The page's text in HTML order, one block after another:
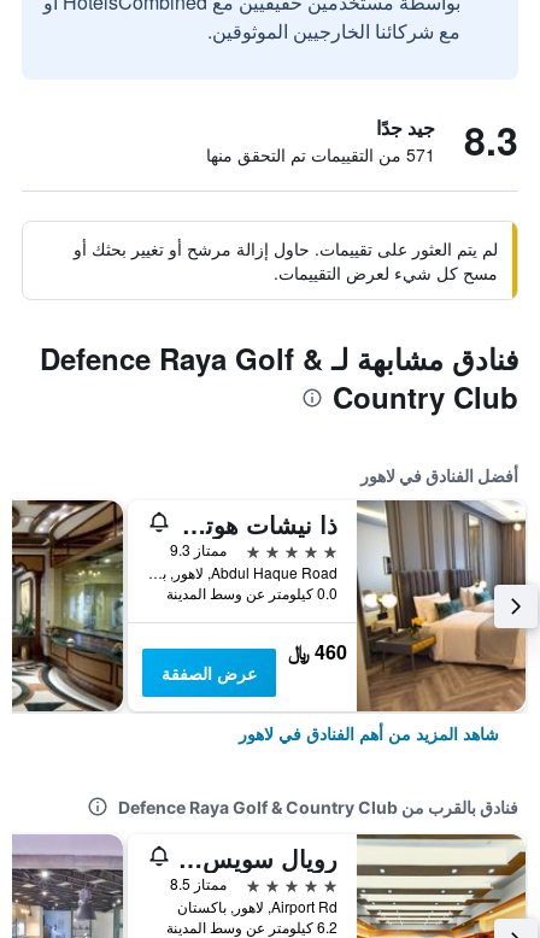
مع شركائنا الخارجيين الموثوقين.
8.3 جيد جدًا
571 من التقييمات تم التحقق منها
لم يتم العثور على تقييمات. حاول إزالة مرشح أو تغيير بحثك أو
مسح كل شيء لعرض التقييمات.
فنادق مشابهة لـ Defence Raya Golf &
Country Club
أفضل الفنادق في لاهور
ذا نيشات هوتل جوهار تاون
5 نجوم
ممتاز 9.3
Abdul Haque Road, لاهور, باكستان
0.0 كيلومتر عن وسط المدينة
460 ﷼
عرض الصفقة
شاهد المزيد من أهم الفنادق في لاهور
فنادق بالقرب من Defence Raya Golf & Country Club
رويال سويس لاهور
5 نجوم
ممتاز 8.5
Airport Rd, لاهور, باكستان
6.2 كيلومتر عن وسط المدينة